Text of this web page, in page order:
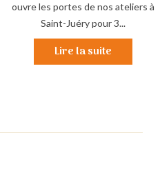
ouvre les portes de nos ateliers à
Saint-Juéry pour 3...
Lire la suite